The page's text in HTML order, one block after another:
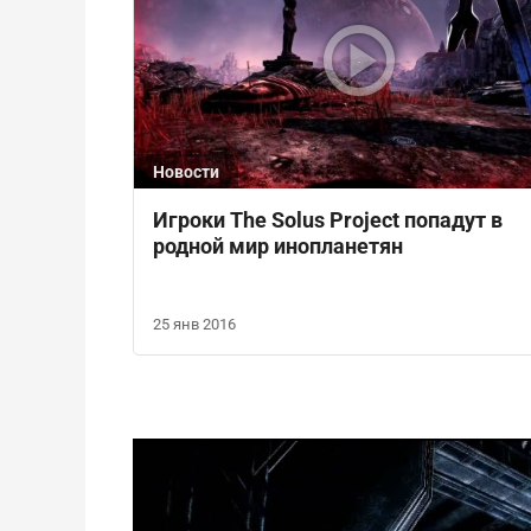
Новости
Игроки The Solus Project попадут в
родной мир инопланетян
25 янв 2016